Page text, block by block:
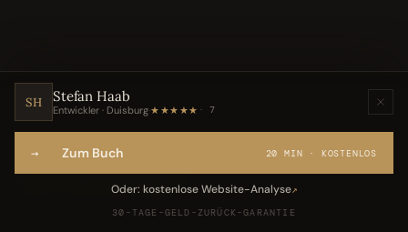
SH Stefan Haab
Entwickler · Duisburg·★★★★★ 7
→ Zum Buch 20 MIN · KOSTENLOS
Oder: kostenlose Website-Analyse↗
30-TAGE-GELD-ZURÜCK-GARANTIE